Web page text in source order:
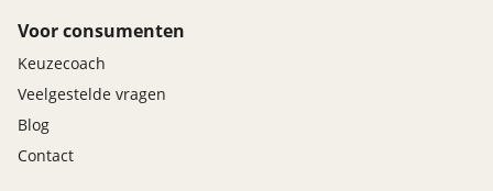
Voor consumenten
Keuzecoach
Veelgestelde vragen
Blog
Contact